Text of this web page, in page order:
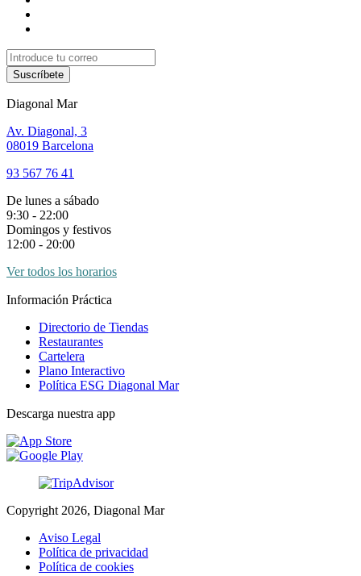
Suscríbete
Diagonal Mar
Av. Diagonal, 3
08019 Barcelona
93 567 76 41
De lunes a sábado
9:30 - 22:00
Domingos y festivos
12:00 - 20:00
Ver todos los horarios
Información Práctica
Directorio de Tiendas
Restaurantes
Cartelera
Plano Interactivo
Política ESG Diagonal Mar
Descarga nuestra app
Copyright 2026, Diagonal Mar
Aviso Legal
Política de privacidad
Política de cookies